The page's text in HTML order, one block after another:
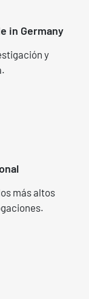
in Germany
y
más altos